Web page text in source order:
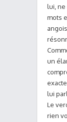
lui, ne
mots
un
lui
Le
rien